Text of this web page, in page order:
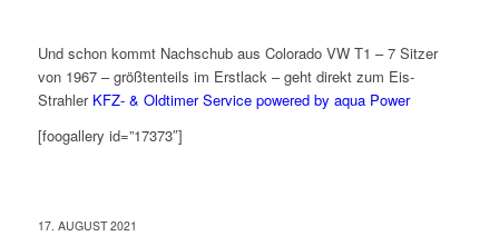
Und schon kommt Nachschub aus Colorado VW T1 – 7 Sitzer
von 1967 – größtenteils im Erstlack – geht direkt zum Eis-
Strahler KFZ- & Oldtimer Service powered by aqua Power
[foogallery id=”17373″]
17. AUGUST 2021